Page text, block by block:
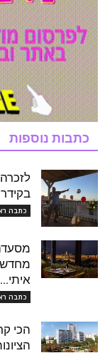
כתבות נוספות
כתבה
מחדש
איתי...
כתבה
הכי